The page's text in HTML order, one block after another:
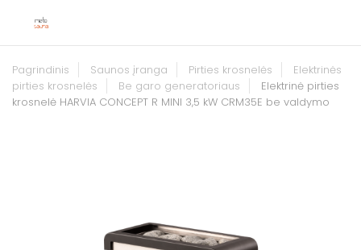
Pagrindinis Saunos įranga Pirties krosnelės
Elektrinės
pirties krosnelės
Be garo generatoriaus
Elektrinė pirties
krosnelė HARVIA CONCEPT R MINI 3,5 kW CRM35E be valdymo